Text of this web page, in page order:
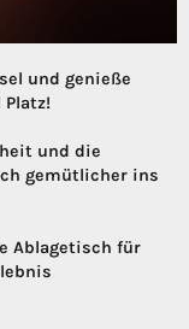
und genieße
und die
gemütlicher ins
Ablagetisch für